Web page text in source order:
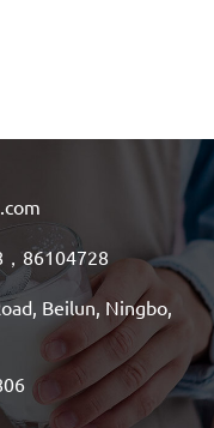
86104728
Beilun, Ningbo,